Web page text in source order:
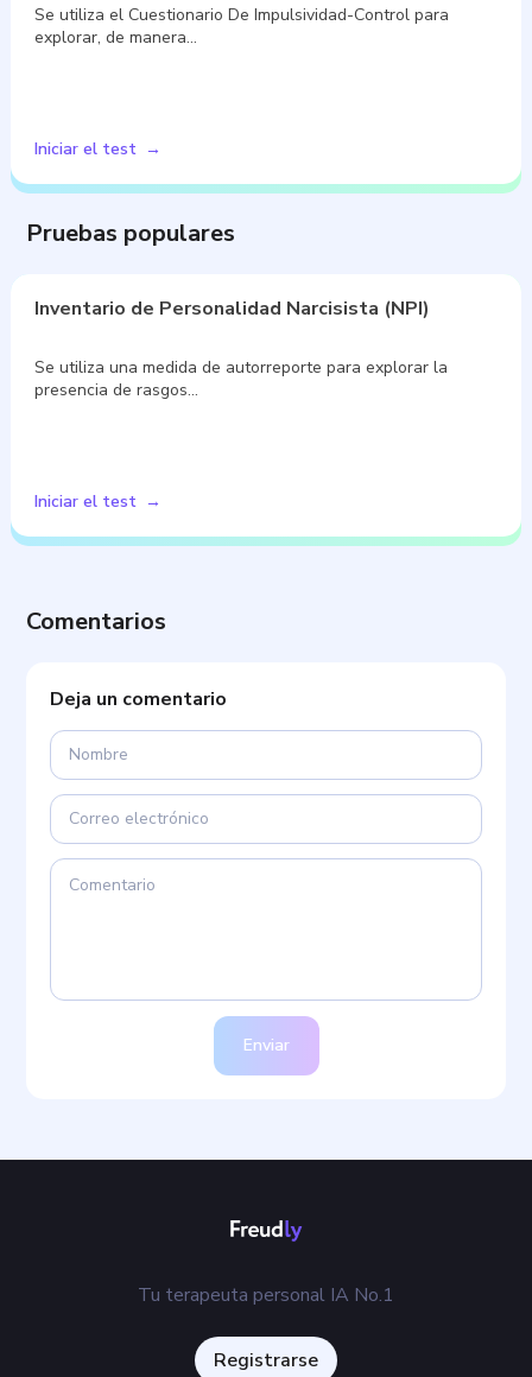
Se utiliza el Cuestionario De Impulsividad-Control para
explorar, de manera…
Iniciar el test
Pruebas populares
Inventario de Personalidad Narcisista (NPI)
Se utiliza una medida de autorreporte para explorar la
presencia de rasgos…
Iniciar el test
Comentarios
Deja un comentario
Enviar
Tu terapeuta personal IA No.1
Registrarse